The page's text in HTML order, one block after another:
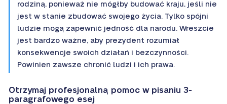
rodziną, ponieważ nie mógłby budować kraju, jeśli nie
jest w stanie zbudować swojego życia. Tylko spójni
ludzie mogą zapewnić jedność dla narodu. Wreszcie
jest bardzo ważne, aby prezydent rozumiał
konsekwencje swoich działań i bezczynności.
Powinien zawsze chronić ludzi i ich prawa.
Otrzymaj profesjonalną pomoc w pisaniu 3-
paragrafowego esej